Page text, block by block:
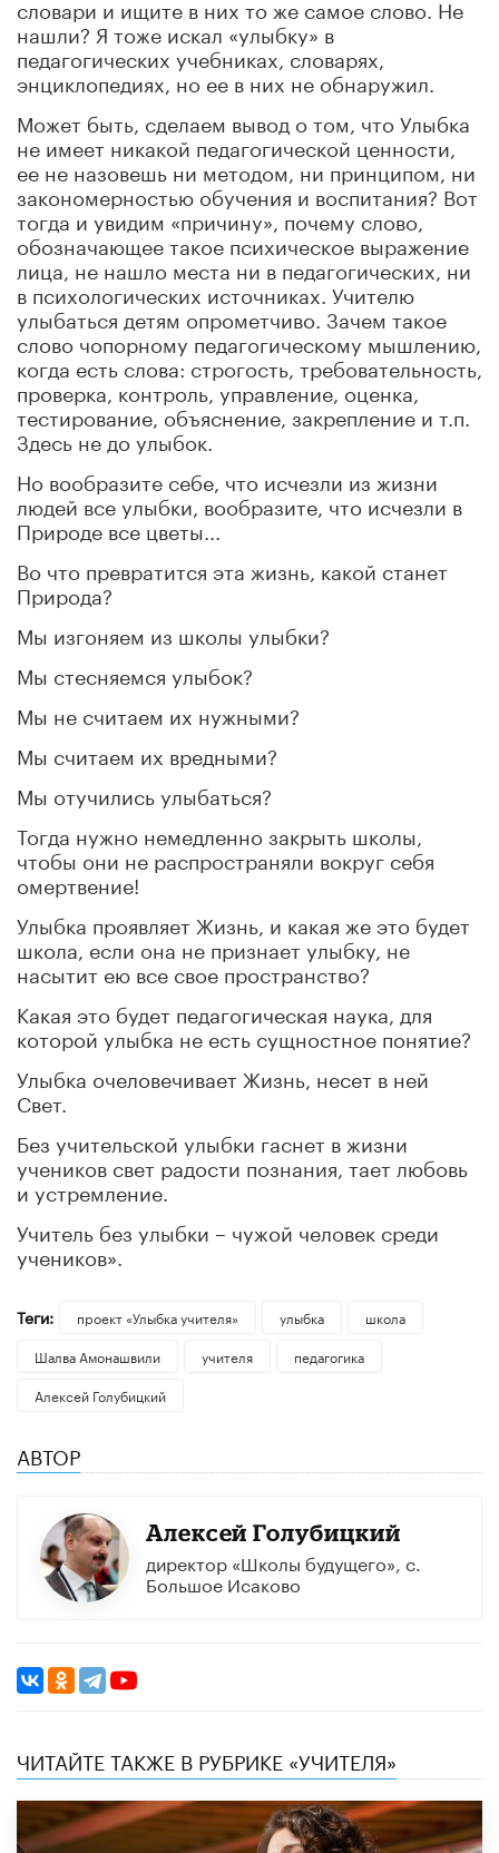
словари и ищите в них то же самое слово. Не
нашли? Я тоже искал «улыбку» в
педагогических учебниках, словарях,
энциклопедиях, но ее в них не обнаружил.
Может быть, сделаем вывод о том, что Улыбка
не имеет никакой педагогической ценности,
ее не назовешь ни методом, ни принципом, ни
закономерностью обучения и воспитания? Вот
тогда и увидим «причину», почему слово,
обозначающее такое психическое выражение
лица, не нашло места ни в педагогических, ни
в психологических источниках. Учителю
улыбаться детям опрометчиво. Зачем такое
слово чопорному педагогическому мышлению,
когда есть слова: строгость, требовательность,
проверка, контроль, управление, оценка,
тестирование, объяснение, закрепление и т.п.
Здесь не до улыбок.
Но вообразите себе, что исчезли из жизни
людей все улыбки, вообразите, что исчезли в
Природе все цветы...
Во что превратится эта жизнь, какой станет
Природа?
Мы изгоняем из школы улыбки?
Мы стесняемся улыбок?
Мы не считаем их нужными?
Мы считаем их вредными?
Мы отучились улыбаться?
Тогда нужно немедленно закрыть школы,
чтобы они не распространяли вокруг себя
омертвение!
Улыбка проявляет Жизнь, и какая же это будет
школа, если она не признает улыбку, не
насытит ею все свое пространство?
Какая это будет педагогическая наука, для
которой улыбка не есть сущностное понятие?
Улыбка очеловечивает Жизнь, несет в ней
Свет.
Без учительской улыбки гаснет в жизни
учеников свет радости познания, тает любовь
и устремление.
Учитель без улыбки – чужой человек среди
учеников».
Теги: проект «Улыбка учителя» улыбка
школа
Шалва Амонашвили
учителя
педагогика
Алексей Голубицкий
АВТОР
Алексей Голубицкий
директор «Школы будущего», с.
Большое Исаково
ЧИТАЙТЕ ТАКЖЕ В РУБРИКЕ «УЧИТЕЛЯ»